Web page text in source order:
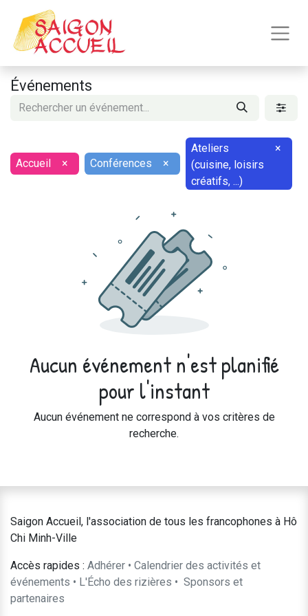
Événements
Accueil × Conférences ×
Ateliers
(cuisine, loisirs
créatifs, ...)
×
Aucun événement n'est planifié
pour l'instant
Aucun événement ne correspond à vos critères de
recherche.
Saigon Accueil, l'association de tous les francophones à Hô
Chi Minh-Ville
Accès rapides : Adhérer • Calendrier des activités et
événements • L'Écho des rizières • ​Sponsors et
partenaires​​